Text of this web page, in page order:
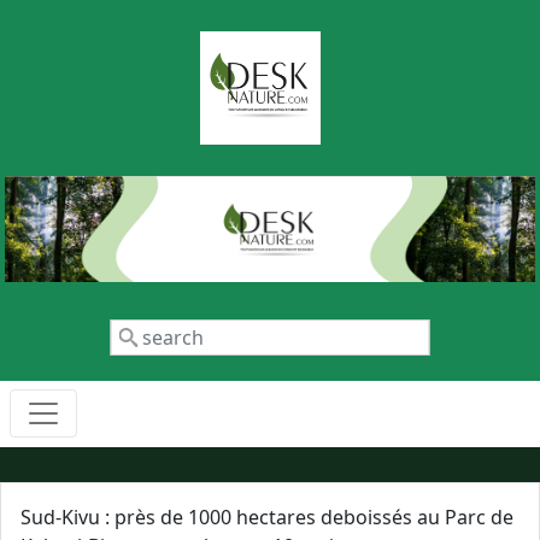
Sud-Kivu : près de 1000 hectares deboissés au Parc de